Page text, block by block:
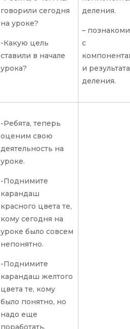
говорили сегодня
на уроке?
-Какую цель
ставили в начале
урока?
деления.
–
с
и результата
деления.
-Ребята, теперь
оценим свою
деятельность на
уроке.
-Поднимите
карандаш
красного цвета те,
кому сегодня на
уроке было совсем
непонятно.
-Поднимите
карандаш желтого
цвета те, кому
было понятно, но
надо еще
поработать.